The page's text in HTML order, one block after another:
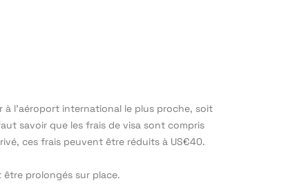
à l’aéroport international le plus proche, soit
savoir que les frais de visa sont compris
ces frais peuvent être réduits à US€40.
être prolongés sur place.